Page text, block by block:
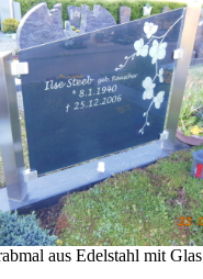
aus Edelstahl mit Glas